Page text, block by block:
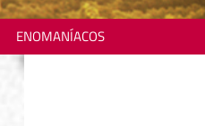
ENOMANÍACOS